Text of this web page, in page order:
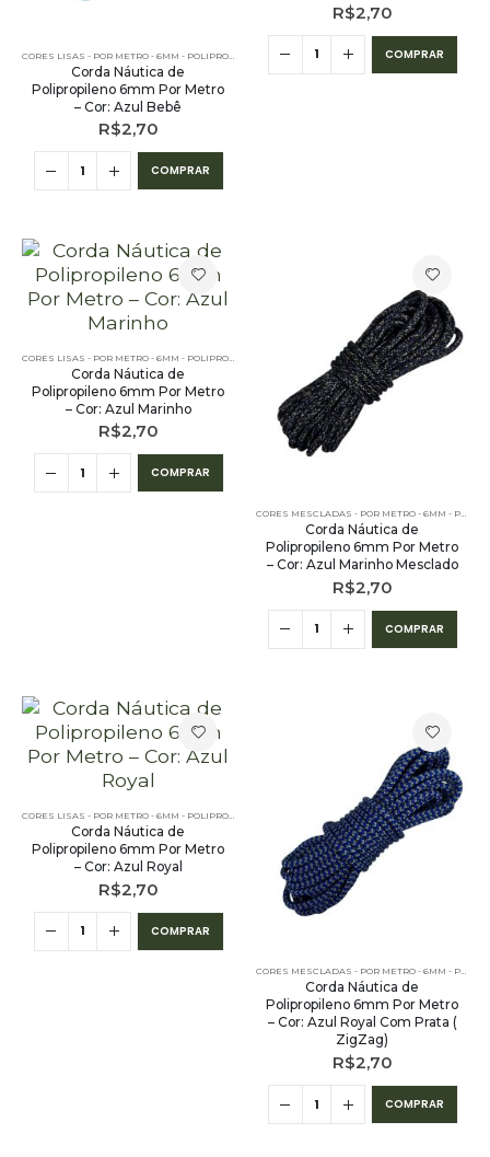
Corda Náutica de
Polipropileno 6mm Por Metro
– Cor: Azul Bebê
R$2,70
COMPRAR
R$2,70
COMPRAR
Corda Náutica de
Polipropileno 6mm Por Metro
– Cor: Azul Marinho
R$2,70
COMPRAR
Corda Náutica de
Polipropileno 6mm Por Metro
– Cor: Azul Marinho Mesclado
R$2,70
COMPRAR
Corda Náutica de
Polipropileno 6mm Por Metro
– Cor: Azul Royal
R$2,70
COMPRAR
CORES MESCLADAS - POR METRO - 6MM - POLIPROPILENO
Corda Náutica de
Polipropileno 6mm Por Metro
– Cor: Azul Royal Com Prata (
ZigZag)
R$2,70
COMPRAR